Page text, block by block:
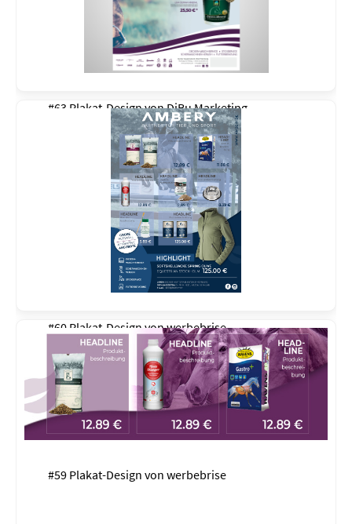
#63 Plakat-Design vonDiBu Marketing
#60 Plakat-Design vonwerbebrise
#59 Plakat-Design von werbebrise